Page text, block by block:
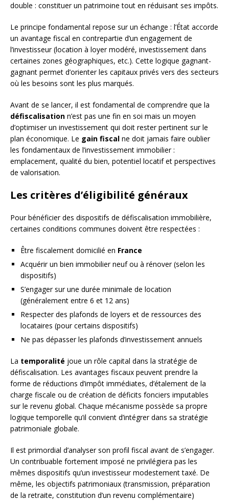
double : constituer un patrimoine tout en réduisant ses impôts.
Le principe fondamental repose sur un échange : l’État accorde
un avantage fiscal en contrepartie d’un engagement de
l’investisseur (location à loyer modéré, investissement dans
certaines zones géographiques, etc.). Cette logique gagnant-
gagnant permet d’orienter les capitaux privés vers des secteurs
où les besoins sont les plus marqués.
Avant de se lancer, il est fondamental de comprendre que la
défiscalisation n’est pas une fin en soi mais un moyen
d’optimiser un investissement qui doit rester pertinent sur le
plan économique. Le gain fiscal ne doit jamais faire oublier
les fondamentaux de l’investissement immobilier :
emplacement, qualité du bien, potentiel locatif et perspectives
de valorisation.
Les critères d’éligibilité généraux
Pour bénéficier des dispositifs de défiscalisation immobilière,
certaines conditions communes doivent être respectées :
Être fiscalement domicilié en France
Acquérir un bien immobilier neuf ou à rénover (selon les
dispositifs)
S’engager sur une durée minimale de location
(généralement entre 6 et 12 ans)
Respecter des plafonds de loyers et de ressources des
locataires (pour certains dispositifs)
Ne pas dépasser les plafonds d’investissement annuels
La temporalité joue un rôle capital dans la stratégie de
défiscalisation. Les avantages fiscaux peuvent prendre la
forme de réductions d’impôt immédiates, d’étalement de la
charge fiscale ou de création de déficits fonciers imputables
sur le revenu global. Chaque mécanisme possède sa propre
logique temporelle qu’il convient d’intégrer dans sa stratégie
patrimoniale globale.
Il est primordial d’analyser son profil fiscal avant de s’engager.
Un contribuable fortement imposé ne privilégiera pas les
mêmes dispositifs qu’un investisseur modestement taxé. De
même, les objectifs patrimoniaux (transmission, préparation
de la retraite, constitution d’un revenu complémentaire)